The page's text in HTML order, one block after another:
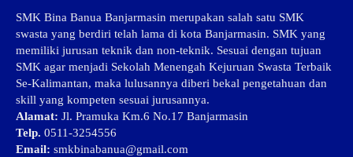
SMK Bina Banua Banjarmasin merupakan salah satu SMK
swasta yang berdiri telah lama di kota Banjarmasin. SMK yang
memiliki jurusan teknik dan non-teknik. Sesuai dengan tujuan
SMK agar menjadi Sekolah Menengah Kejuruan Swasta Terbaik
Se-Kalimantan, maka lulusannya diberi bekal pengetahuan dan
skill yang kompeten sesuai jurusannya.
Alamat: Jl. Pramuka Km.6 No.17 Banjarmasin
Telp. 0511-3254556
Email: smkbinabanua@gmail.com